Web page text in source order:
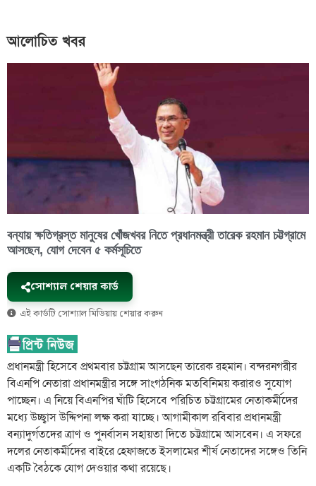
আলোচিত খবর
বন্যায় ক্ষতিগ্রস্ত মানুষের খোঁজখবর নিতে প্রধানমন্ত্রী তারেক রহমান চট্টগ্রামে
আসছেন, যোগ দেবেন ৫ কর্মসূচিতে
সোশ্যাল শেয়ার কার্ড
এই কার্ডটি সোশ্যাল মিডিয়ায় শেয়ার করুন
প্রধানমন্ত্রী হিসেবে প্রথমবার চট্টগ্রাম আসছেন তারেক রহমান। বন্দরনগরীর
বিএনপি নেতারা প্রধানমন্ত্রীর সঙ্গে সাংগঠনিক মতবিনিময় করারও সুযোগ
পাচ্ছেন। এ নিয়ে বিএনপির ঘাঁটি হিসেবে পরিচিত চট্টগ্রামের নেতাকর্মীদের
মধ্যে উচ্ছ্বাস উদ্দিপনা লক্ষ করা যাচ্ছে। আগামীকাল রবিবার প্রধানমন্ত্রী
বন্যাদুর্গতদের ত্রাণ ও পুনর্বাসন সহায়তা দিতে চট্টগ্রামে আসবেন। এ সফরে
দলের নেতাকর্মীদের বাইরে হেফাজতে ইসলামের শীর্ষ নেতাদের সঙ্গেও তিনি
একটি বৈঠকে যোগ দেওয়ার কথা রয়েছে।